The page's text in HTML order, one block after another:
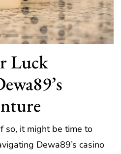
Luck
so, it might be time to
Dewa89’s casino